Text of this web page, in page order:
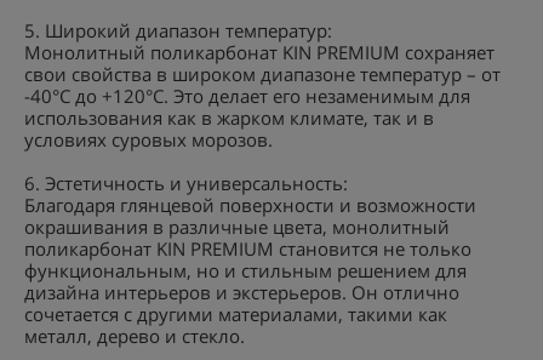
5. Широкий диапазон температур:
Монолитный поликарбонат KIN PREMIUM сохраняет
свои свойства в широком диапазоне температур – от
-40°C до +120°C. Это делает его незаменимым для
использования как в жарком климате, так и в
условиях суровых морозов.
6. Эстетичность и универсальность:
Благодаря глянцевой поверхности и возможности
окрашивания в различные цвета, монолитный
поликарбонат KIN PREMIUM становится не только
функциональным, но и стильным решением для
дизайна интерьеров и экстерьеров. Он отлично
сочетается с другими материалами, такими как
металл, дерево и стекло.